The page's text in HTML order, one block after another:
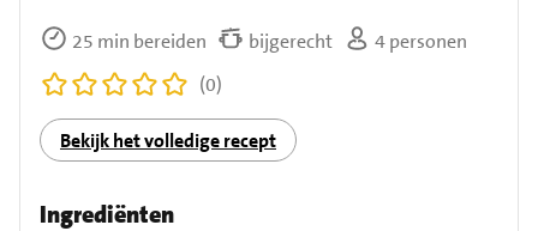
25 min bereiden bijgerecht
4 personen
(0)
Bekijk het volledige recept
Ingrediënten